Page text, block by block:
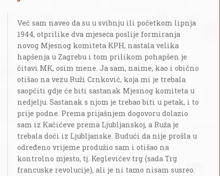
Već sam naveo da su u svibnju ili početkom lipnja
1944, otprilike dva mjeseca poslije formiranja
novog Mjesnog komiteta KPH, nastala velika
hapšenja u Zagrebu i tom prilikom pohapšen je
čitavi MK, osim mene. Ja sam, naime, kao i obično
otišao na vezu Ruži Crnković, koja mi je trebala
saopćiti gdje će biti sastanak Mjesnog komiteta u
nedjelju. Sastanak s njom je trebao biti u petak, i to
prije podne. Prema prijašnjem dogovoru dolazio
sam iz Kačićeve prema Ljubljanskoj, a Ruža je
trebala doći iz Ljubljanske. Budući da nije prošla u
određeno vrijeme produžio sam i otišao na
kontrolno mjesto, tj. Keglevićev trg (sada Trg
francuske revolucije), ali je ni tamo nisam susreo.